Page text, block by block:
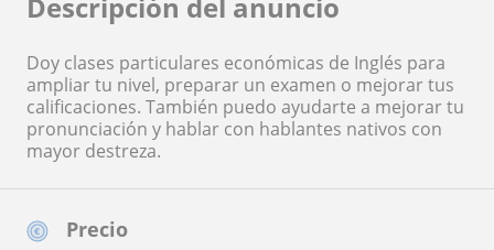
Precio
Doy clases particulares económicas de Inglés para
ampliar tu nivel, preparar un examen o mejorar tus
calificaciones. También puedo ayudarte a mejorar tu
pronunciación y hablar con hablantes nativos con
mayor destreza.